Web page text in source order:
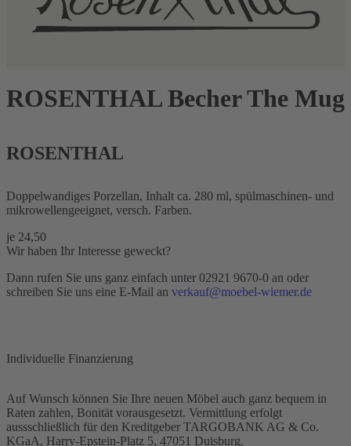
ROSENTHAL Becher The Mug
ROSENTHAL
Doppelwandiges Porzellan, Inhalt ca. 280 ml, spülmaschinen- und
mikrowellengeeignet, versch. Farben.
je 24,50
Wir haben Ihr Interesse geweckt?
Dann rufen Sie uns ganz einfach unter 02921 9670-0 an oder
schreiben Sie uns eine E-Mail an verkauf@moebel-wiemer.de
Individuelle Finanzierung
Auf Wunsch können Sie Ihre neuen Möbel auch ganz bequem in
Raten zahlen, Bonität vorausgesetzt. Vermittlung erfolgt
aussschließlich für den Kreditgeber TARGOBANK AG & Co.
KGaA, Harry-Epstein-Platz 5, 47051 Duisburg.